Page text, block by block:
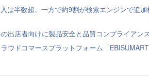
は半数超、一方で約9割が検索エンジンで追
出店者向けに製品安全と品質コンプライアン
ラウドコマースプラットフォーム「